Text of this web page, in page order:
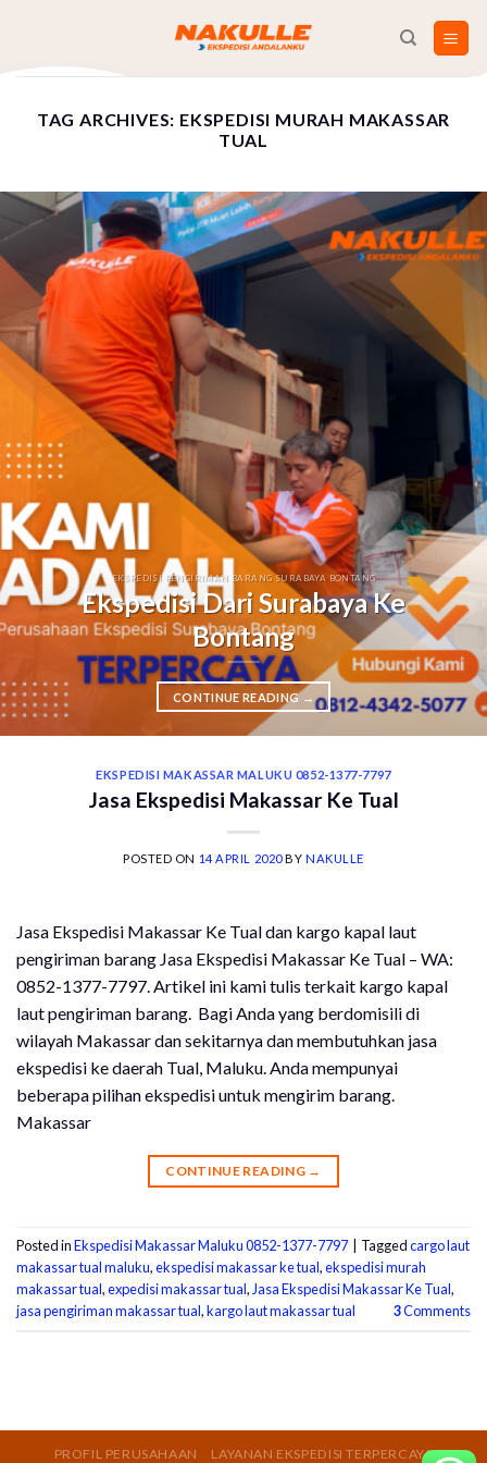
content
TAG ARCHIVES: EKSPEDISI MURAH MAKASSAR
TUAL
EKSPEDISI PENGIRIMAN BARANG SURABAYA BONTANG
Ekspedisi Dari Surabaya Ke
Bontang
CONTINUE READING →
EKSPEDISI MAKASSAR MALUKU 0852-1377-7797
Jasa Ekspedisi Makassar Ke Tual
POSTED ON 14 APRIL 2020BYNAKULLE
Jasa Ekspedisi Makassar Ke Tual dan kargo kapal laut
pengiriman barang Jasa Ekspedisi Makassar Ke Tual – WA:
0852-1377-7797. Artikel ini kami tulis terkait kargo kapal
laut pengiriman barang. Bagi Anda yang berdomisili di
wilayah Makassar dan sekitarnya dan membutuhkan jasa
ekspedisi ke daerah Tual, Maluku. Anda mempunyai
beberapa pilihan ekspedisi untuk mengirim barang.
Makassar
CONTINUE READING →
Posted inEkspedisi Makassar Maluku 0852-1377-7797 Taggedcargo laut
makassar tual maluku,ekspedisi makassar ke tual,ekspedisi murah
makassar tual,expedisi makassar tual, Jasa Ekspedisi Makassar Ke Tual,
jasa pengiriman makassar tual,kargo laut makassar tual 3Comments
PROFIL PERUSAHAAN LAYANAN EKSPEDISI TERPERCAYA